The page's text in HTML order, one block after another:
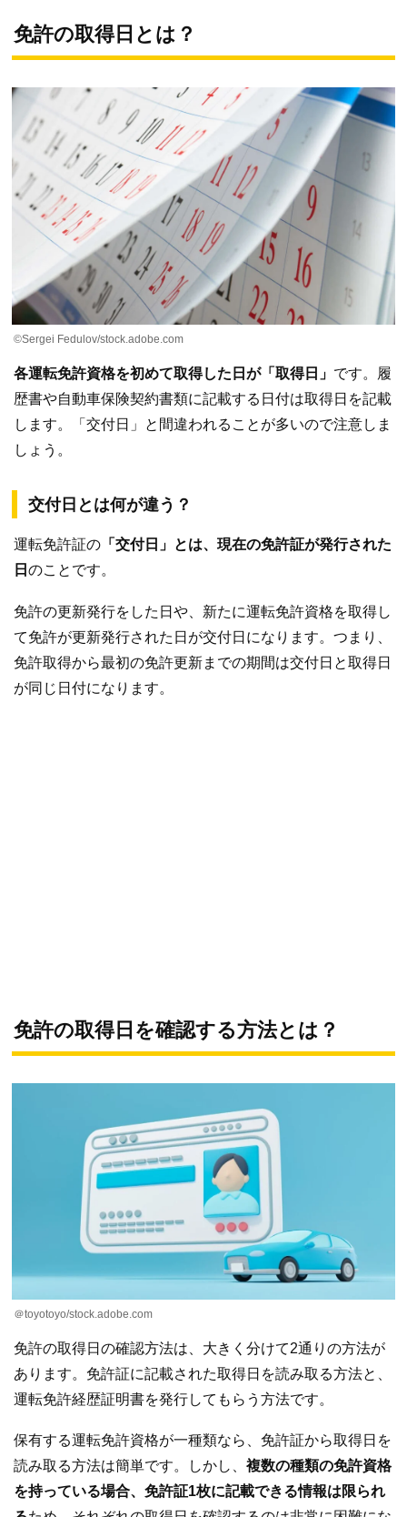
免許の取得日とは？
©Sergei Fedulov/stock.adobe.com
各運転免許資格を初めて取得した日が「取得日」 です。履
歴書や自動車保険契約書類に記載する日付は取得日を記載
します。「交付日」と間違われることが多いので注意しま
しょう。
交付日とは何が違う？
運転免許証の 「交付日」とは、現在の免許証が発行された
日 のことです。
免許の更新発行をした日や、新たに運転免許資格を取得し
て免許が更新発行された日が交付日になります。つまり、
免許取得から最初の免許更新までの期間は交付日と取得日
が同じ日付になります。
免許の取得日を確認する方法とは？
＠toyotoyo/stock.adobe.com
免許の取得日の確認方法は、大きく分けて2通りの方法が
あります。免許証に記載された取得日を読み取る方法と、
運転免許経歴証明書を発行してもらう方法です。
保有する運転免許資格が一種類なら、免許証から取得日を
読み取る方法は簡単です。しかし、 複数の種類の免許資格
を持っている場合、免許証1枚に記載できる情報は限られ